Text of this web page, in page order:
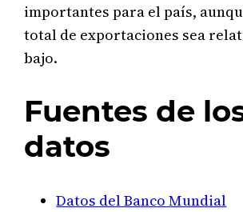
importantes para el país,
total de exportaciones sea
bajo.
Fuentes de
datos
Datos del Banco Mundial